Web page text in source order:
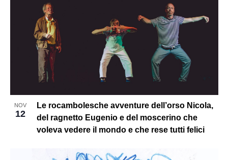
NOV
12
Le rocambolesche avventure dell’orso Nicola,
del ragnetto Eugenio e del moscerino che
voleva vedere il mondo e che rese tutti felici